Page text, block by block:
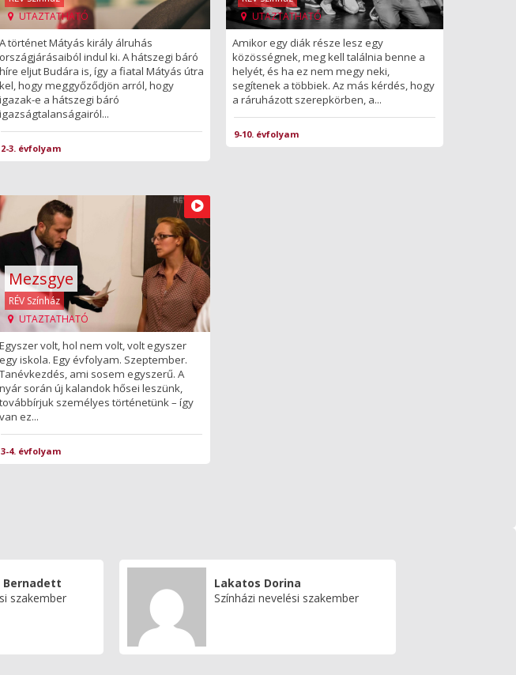
UTAZTATHATÓ
A történet Mátyás király álruhás
országjárásaiból indul ki. A hátszegi báró
híre eljut Budára is, így a fiatal Mátyás útra
kel, hogy meggyőződjön arról, hogy
igazak-e a hátszegi báró
igazságtalanságairól...
2-3. évfolyam
UTAZTATHATÓ
Amikor egy diák része lesz egy
közösségnek, meg kell találnia benne a
helyét, és ha ez nem megy neki,
segítenek a többiek. Az más kérdés, hogy
a ráruházott szerepkörben, a...
9-10. évfolyam
Mezsgye
RÉV Színház
UTAZTATHATÓ
Egyszer volt, hol nem volt, volt egyszer
egy iskola. Egy évfolyam. Szeptember.
Tanévkezdés, ami sosem egyszerű. A
nyár során új kalandok hősei leszünk,
továbbírjuk személyes történetünk – így
van ez...
3-4. évfolyam
Bernadett
szakember
Lakatos Dorina
Színházi nevelési szakember